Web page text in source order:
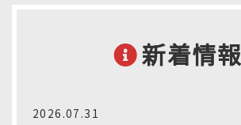
新着情報
2026.07.31